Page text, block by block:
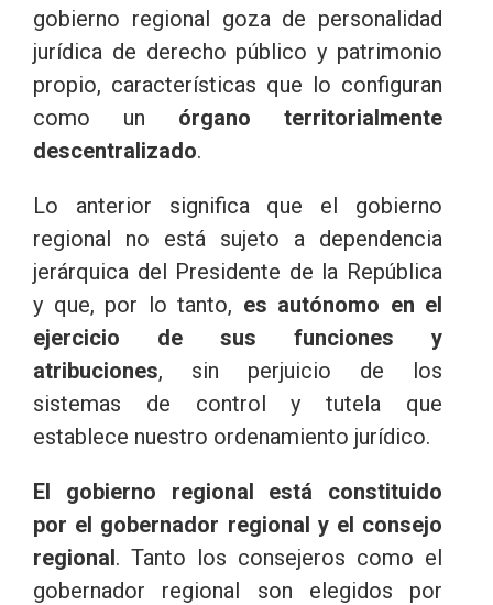
gobierno regional goza de personalidad
jurídica de derecho público y patrimonio
propio, características que lo configuran
como un órgano territorialmente
descentralizado.
Lo anterior significa que el gobierno
regional no está sujeto a dependencia
jerárquica del Presidente de la República
y que, por lo tanto, es autónomo en el
ejercicio de sus funciones y
atribuciones, sin perjuicio de los
sistemas de control y tutela que
establece nuestro ordenamiento jurídico.
El gobierno regional está constituido
por el gobernador regional y el consejo
regional. Tanto los consejeros como el
gobernador regional son elegidos por